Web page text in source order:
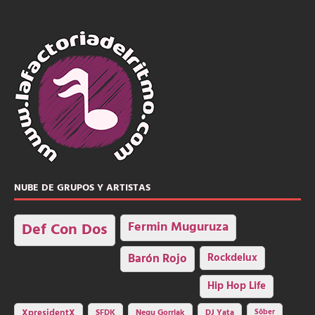
NUBE DE GRUPOS Y ARTISTAS
Def Con Dos Fermin Muguruza
Barón Rojo Rockdelux
Hip Hop Life
Sôber